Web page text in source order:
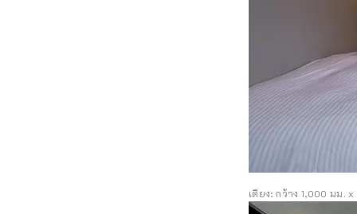
เตียง: กว้าง 1,000 มม. x